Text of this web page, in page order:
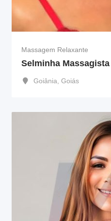
Massagem Relaxante
Selminha Massagista
Goiânia Goiás